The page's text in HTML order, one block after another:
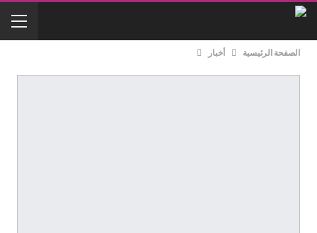
الصفحة الرئيسية أخبار